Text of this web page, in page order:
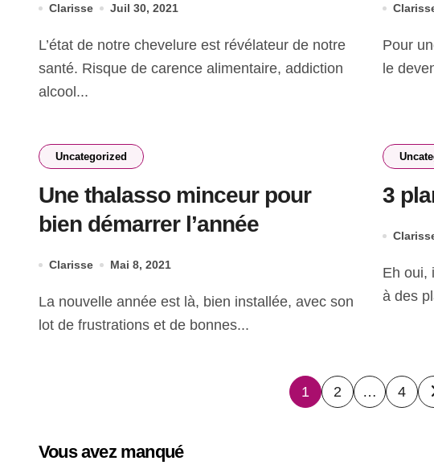
Clarisse Juil 30, 2021
L’état de notre chevelure est révélateur de notre
santé. Risque de carence alimentaire, addiction
alcool...
Pour une personne qui à la base n’est pas mince,
le
Uncategorized
Une thalasso minceur pour
bien démarrer l’année
Clarisse Mai 8, 2021
La nouvelle année est là, bien installée, avec son
lot de frustrations et de bonnes...
3
Eh oui, il est tout à fait possible de maigrir grâce
à des
Pagination
1 2 … 4
Vous avez manqué